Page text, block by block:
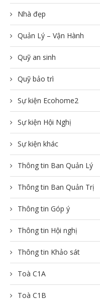
Nhà đẹp
Quản Lý – Vận Hành
Quỹ an sinh
Quỹ bảo trì
Sự kiện Ecohome2
Sự kiện Hội Nghị
Sự kiện khác
Thông tin Ban Quản Lý
Thông tin Ban Quản Trị
Thông tin Góp ý
Thông tin Hội nghị
Thông tin Khảo sát
Toà C1A
Toà C1B